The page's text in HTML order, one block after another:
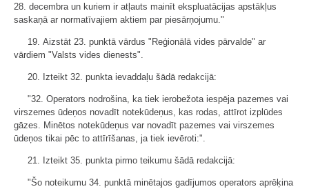
28. decembra un kuriem ir atļauts mainīt ekspluatācijas apstākļus
saskaņā ar normatīvajiem aktiem par piesārņojumu."
19. Aizstāt 23. punktā vārdus "Reģionālā vides pārvalde" ar
vārdiem "Valsts vides dienests".
20. Izteikt 32. punkta ievaddaļu šādā redakcijā:
"32. Operators nodrošina, ka tiek ierobežota iespēja pazemes vai
virszemes ūdeņos novadīt notekūdeņus, kas rodas, attīrot izplūdes
gāzes. Minētos notekūdeņus var novadīt pazemes vai virszemes
ūdeņos tikai pēc to attīrīšanas, ja tiek ievēroti:".
21. Izteikt 35. punkta pirmo teikumu šādā redakcijā:
"Šo noteikumu 34. punktā minētajos gadījumos operators aprēķina